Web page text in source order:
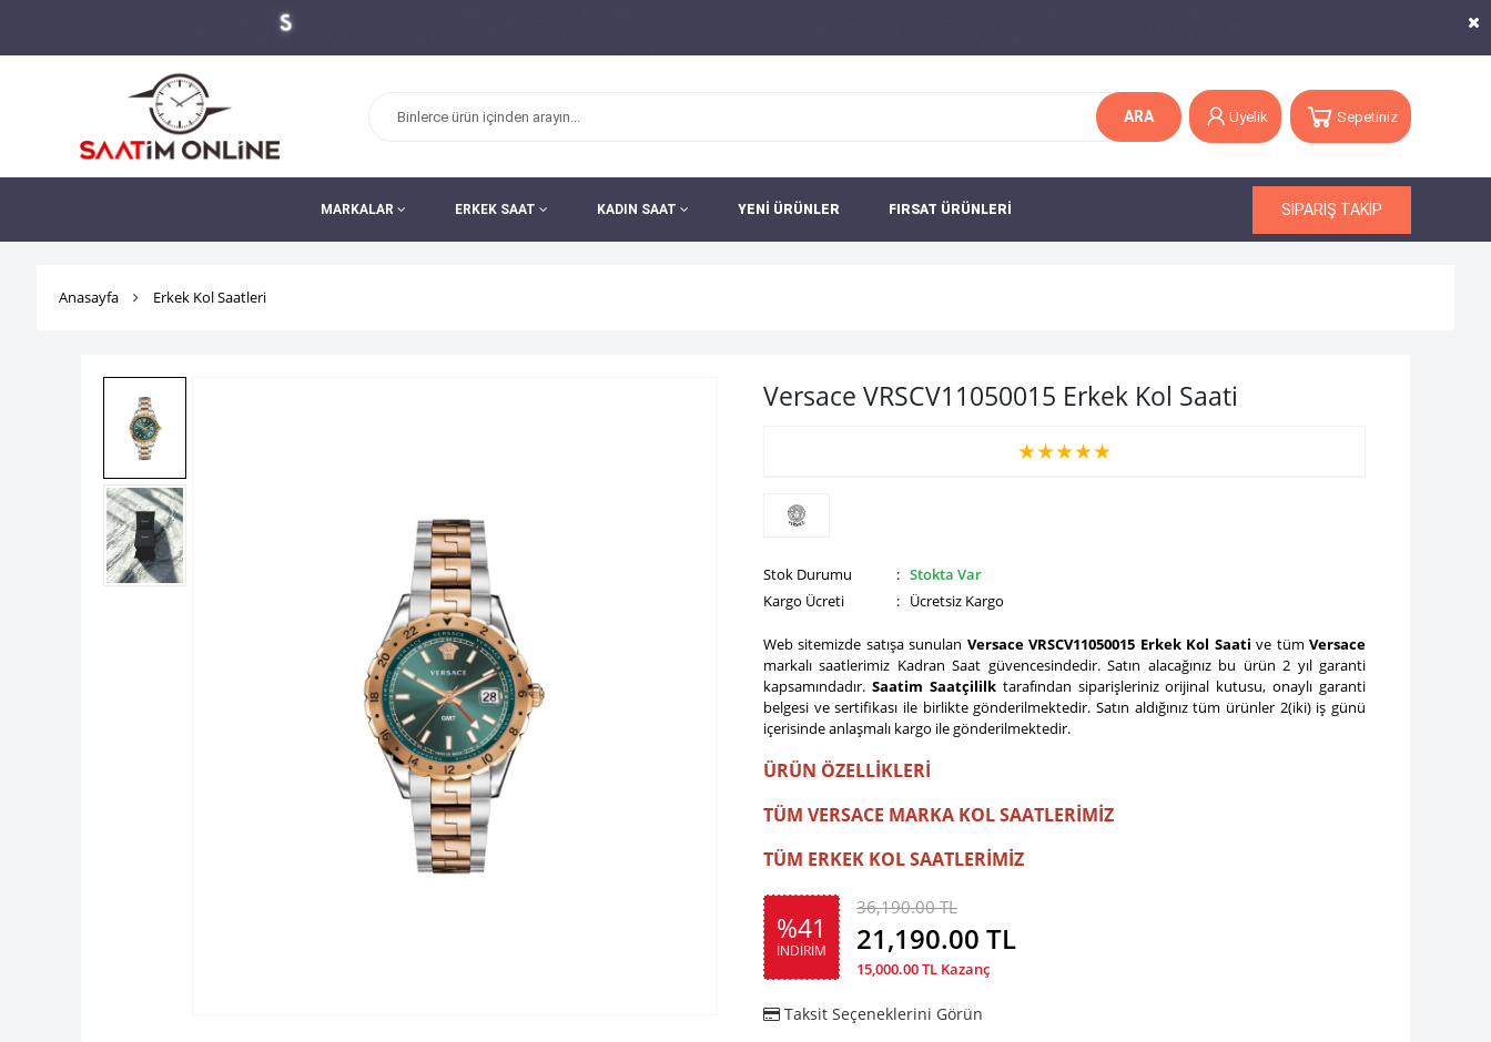
ARA Üyelik Sepetiniz
MARKALAR ERKEK SAAT KADIN SAAT YENİ ÜRÜNLER FIRSAT ÜRÜNLERİ SİPARİŞ TAKİP
Anasayfa Erkek Kol Saatleri
Versace VRSCV11050015 Erkek Kol Saati
★★★★★
Stok Durumu : Stokta Var
Kargo Ücreti
: Ücretsiz Kargo
Web sitemizde satışa sunulan Versace VRSCV11050015 Erkek Kol Saative tümVersace
markalı saatlerimiz Kadran Saat güvencesindedir. Satın alacağınız bu ürün 2 yıl garanti
kapsamındadır. Saatim Saatçililk tarafından siparişleriniz orijinal kutusu, onaylı garanti
belgesi ve sertifikası ile birlikte gönderilmektedir. Satın aldığınız tüm ürünler 2(iki) iş günü
içerisinde anlaşmalı kargo ile gönderilmektedir.
ÜRÜN ÖZELLİKLERİ
TÜM VERSACE MARKA KOL SAATLERİMİZ
TÜM ERKEK KOL SAATLERİMİZ
%41
İNDİRİM
36,190.00 TL
21,190.00 TL
15,000.00TL Kazanç
Taksit Seçeneklerini Görün